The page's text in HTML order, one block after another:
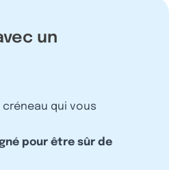
un
créneau qui vous
pour être sûr de